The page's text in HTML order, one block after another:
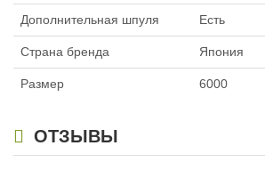
Дополнительная шпуля Есть
Страна бренда Япония
Размер 6000
ОТЗЫВЫ